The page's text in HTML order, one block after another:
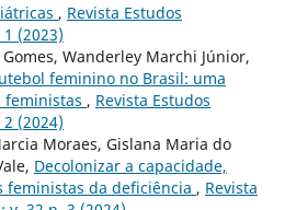
, Revista Estudos
(2023)
Wanderley Marchi Júnior,
feminino no Brasil: uma
feministas , Revista Estudos
(2024)
Moraes, Gislana Maria do
Decolonizar a capacidade,
feministas da deficiência , Revista